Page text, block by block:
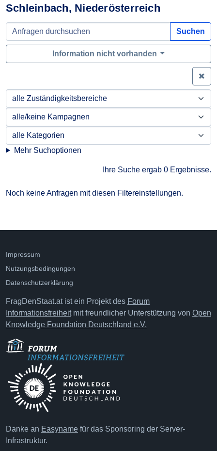
Schleinbach, Niederösterreich
Suchen
Information nicht vorhanden
Mehr Suchoptionen
Ihre Suche ergab 0 Ergebnisse.
Noch keine Anfragen mit diesen Filtereinstellungen.
Impressum
Nutzungsbedingungen
Datenschutzerklärung
FragDenStaat.at ist ein Projekt des Forum
Informationsfreiheitmit freundlicher Unterstützung von Open
Knowledge Foundation Deutschland e.V.
Danke an Easyname für das Sponsoring der Server-
Infrastruktur.